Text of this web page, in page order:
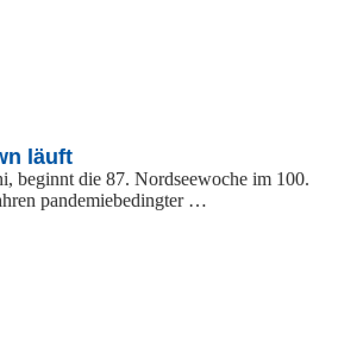
läuft
beginnt die 87. Nordseewoche im 100.
pandemiebedingter …